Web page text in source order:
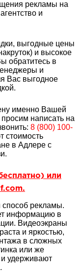
рекламы на
и
выгодные цены
и высокое
обратитесь в
и
Вас выгодное
именно Вашей
написать на
8 (800) 100-
стоимость
в Адлере с
или
рекламы.
информацию в
Видеоэкраны
и яркостью,
в сложных
или же
удерживают